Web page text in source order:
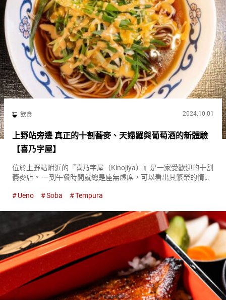
飲食 2024.10.01
上野站旁邊 真正的十割蕎麥、天婦羅與葡萄酒的新體驗
【喜乃字屋】
位於上野站附近的『喜乃字屋（Kinojiya）』是一家受歡迎的十割
蕎麥店。 一到午餐時間就總是座無虛席，可以看出其繁榮的情
還有許多創意菜單，從標準到獨特的蕎麥都有提供。 帶點辣的
Ueno Soba Tempura